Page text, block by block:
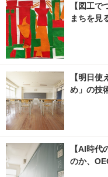
【図工で
まちを見
【明日
め」の技
【AI時
のか、